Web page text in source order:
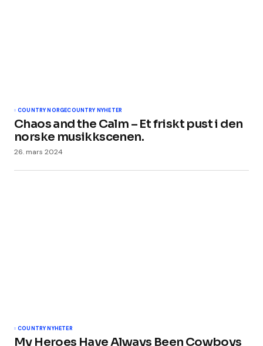
COUNTRY NORGECOUNTRY NYHETER
Chaos and the Calm – Et friskt pust i den
norske musikkscenen.
26. mars 2024
COUNTRY NYHETER
My Heroes Have Always Been Cowboys